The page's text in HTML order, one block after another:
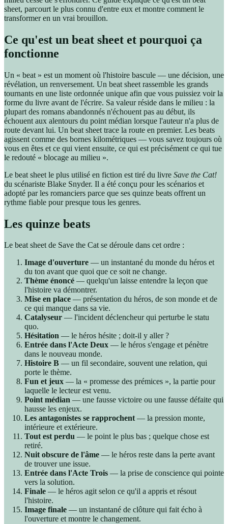
sheet, parcourt le plus connu d'entre eux et montre comment le
transformer en un vrai brouillon.
Ce qu'est un beat sheet et pourquoi ça
fonctionne
Un « beat » est un moment où l'histoire bascule — une décision, une
révélation, un renversement. Un beat sheet rassemble les grands
tournants en une liste ordonnée unique afin que vous puissiez voir la
forme du livre avant de l'écrire. Sa valeur réside dans le milieu : la
plupart des romans abandonnés n'échouent pas au début, ils
échouent aux alentours du point médian lorsque l'auteur n'a plus de
route devant lui. Un beat sheet trace la route en premier. Les beats
agissent comme des bornes kilométriques — vous savez toujours où
vous en êtes et ce qui vient ensuite, ce qui est précisément ce qui tue
le redouté « blocage au milieu ».
Le beat sheet le plus utilisé en fiction est tiré du livre Save the Cat!
du scénariste Blake Snyder. Il a été conçu pour les scénarios et
adopté par les romanciers parce que ses quinze beats offrent un
rythme fiable pour presque tous les genres.
Les quinze beats
Le beat sheet de Save the Cat se déroule dans cet ordre :
Image d'ouverture — un instantané du monde du héros et
du ton avant que quoi que ce soit ne change.
Thème énoncé — quelqu'un laisse entendre la leçon que
l'histoire va démontrer.
Mise en place — présentation du héros, de son monde et de
ce qui manque dans sa vie.
Catalyseur — l'incident déclencheur qui perturbe le statu
quo.
Hésitation — le héros hésite ; doit-il y aller ?
Entrée dans l'Acte Deux — le héros s'engage et pénètre
dans le nouveau monde.
Histoire B — un fil secondaire, souvent une relation, qui
porte le thème.
Fun et jeux — la « promesse des prémices », la partie pour
laquelle le lecteur est venu.
Point médian — une fausse victoire ou une fausse défaite qui
hausse les enjeux.
Les antagonistes se rapprochent— la pression monte,
intérieure et extérieure.
Tout est perdu — le point le plus bas ; quelque chose est
retiré.
Nuit obscure de l'âme — le héros reste dans la perte avant
de trouver une issue.
Entrée dans l'Acte Trois — la prise de conscience qui pointe
vers la solution.
Finale — le héros agit selon ce qu'il a appris et résout
l'histoire.
Image finale — un instantané de clôture qui fait écho à
l'ouverture et montre le changement.